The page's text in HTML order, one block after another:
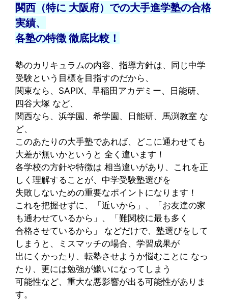
関西（特に 大阪府）での大手進学塾の合格
実績、
各塾の特徴 徹底比較！
塾のカリキュラムの内容、指導方針は、同じ中学
受験という目標を目指すのだから、
関東なら、SAPIX、早稲田アカデミー、日能研、
四谷大塚 など、
関西なら、浜学園、希学園、日能研、馬渕教室 な
ど、
このあたりの大手塾であれば、どこに通わせても
大差が無いかというと 全く違います！
各学校の方針や特徴は 相当違いがあり、これを正
しく理解することが、中学受験塾選びを
失敗しないための重要なポイントになります！
これを把握せずに、「近いから」、「お友達の家
も通わせているから」、「難関校に最も多く
合格させているから」 などだけで、塾選びをして
しまうと、ミスマッチの場合、学習成果が
出にくかったり、転塾させようか悩むことに なっ
たり、更には勉強が嫌いになってしまう
可能性など、重大な悪影響が出る可能性がありま
す。